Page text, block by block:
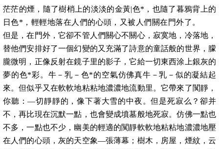
茫茫的煙，隨了樹梢上的淡淡的金黃|色*，也隨了暮鴉背上的
日色*，輕輕地落在人們的心頭，又被人們關在門外了。
但是，在門外，它卻不管人們關心不關心，寂寞地，冷落地，
替他們安排好了一個幻變的又充滿了詩意的童話般的世界，朦
朧微明，正像反射在鏡子里的影子，它給一切東西涂上銀灰的
夢的色*彩。牛－乳－色*的空氣仿佛真牛－乳－似的凝結起
來。但似乎又在軟軟地粘粘地濃濃地流動里。它帶來了闃靜，
你聽：—切靜靜的，像下著大雪的中夜。但是死寂么？卻并
不，再比現在沉默一點，也會變成墳墓般地死寂。仿佛一點也
不多，一點也不少，幽美的輕適的闃靜軟軟地粘粘地濃濃地壓
在人們的心頭，灰的天空象—張薄幕；樹木，房屋，煙紋，云